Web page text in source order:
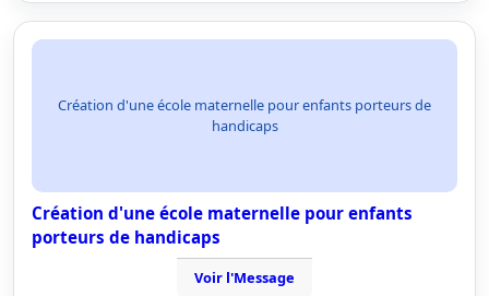
Création d'une école maternelle pour enfants porteurs de
handicaps
Création d'une école maternelle pour enfants
porteurs de handicaps
Voir l'Message